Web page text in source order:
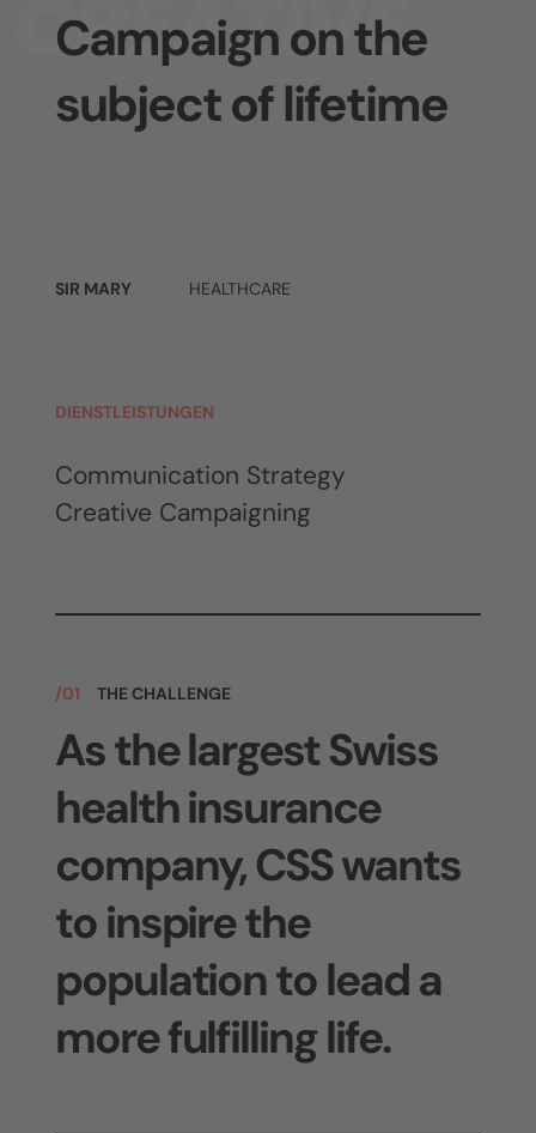
Campaign on the
subject of lifetime
SIR MARY HEALTHCARE
CREATIVE
DIENSTLEISTUNGEN
Communication Strategy
Creative Campaigning
/01 THE CHALLENGE
As the largest Swiss
health insurance
company, CSS wants
to inspire the
population to lead a
more fulfilling life.